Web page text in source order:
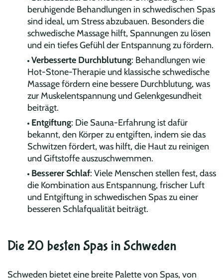
beruhigende Behandlungen in schwedischen Spas
sind ideal, um Stress abzubauen. Besonders die
schwedische Massage hilft, Spannungen zu lösen
und ein tiefes Gefühl der Entspannung zu fördern.
Verbesserte Durchblutung: Behandlungen wie
Hot-Stone-Therapie und klassische schwedische
Massage fördern eine bessere Durchblutung, was
zur Muskelentspannung und Gelenkgesundheit
beiträgt.
Entgiftung: Die Sauna-Erfahrung ist dafür
bekannt, den Körper zu entgiften, indem sie das
Schwitzen fördert, was hilft, die Haut zu reinigen
und Giftstoffe auszuschwemmen.
Besserer Schlaf: Viele Menschen stellen fest, dass
die Kombination aus Entspannung, frischer Luft
und Entgiftung in schwedischen Spas zu einer
besseren Schlafqualität beiträgt.
Die 20 besten Spas in Schweden
Schweden bietet eine breite Palette von Spas, von